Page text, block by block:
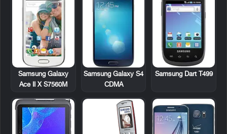
Samsung Dart T499
Samsung Galaxy S4
CDMA
Samsung Galaxy
Ace II X S7560M